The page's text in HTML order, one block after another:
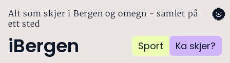
Alt som skjer i Bergen og omegn - samlet på
ett sted
iBergen Sport Ka skjer?
🌚